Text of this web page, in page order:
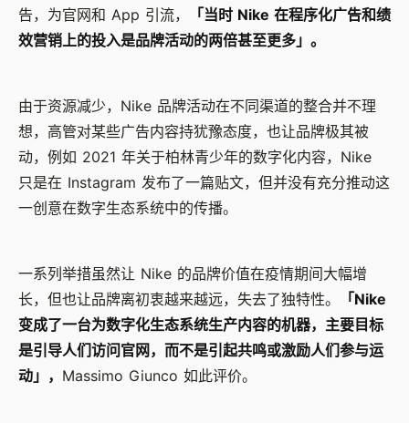
告，为官网和 App 引流，
「当时 Nike 在程序化广告和绩
效营销上的投入是品牌活动的两倍甚至更多」。
由于资源减少，Nike 品牌活动在不同渠道的整合并不理
想，高管对某些广告内容持犹豫态度，也让品牌极其被
动，例如 2021 年关于柏林青少年的数字化内容，Nike
只是在 Instagram 发布了一篇贴文，但并没有充分推动这
一创意在数字生态系统中的传播。
一系列举措虽然让 Nike 的品牌价值在疫情期间大幅增
长，但也让品牌离初衷越来越远，失去了独特性。
「Nike
变成了一台为数字化生态系统生产内容的机器，主要目标
是引导人们访问官网，而不是引起共鸣或激励人们参与运
动」， Massimo Giunco 如此评价。